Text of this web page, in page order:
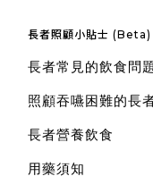
長者照顧小貼士 (Beta)
長者常見的飲食問題
照顧吞嚥困難的長
長者營養飲食
用藥須知